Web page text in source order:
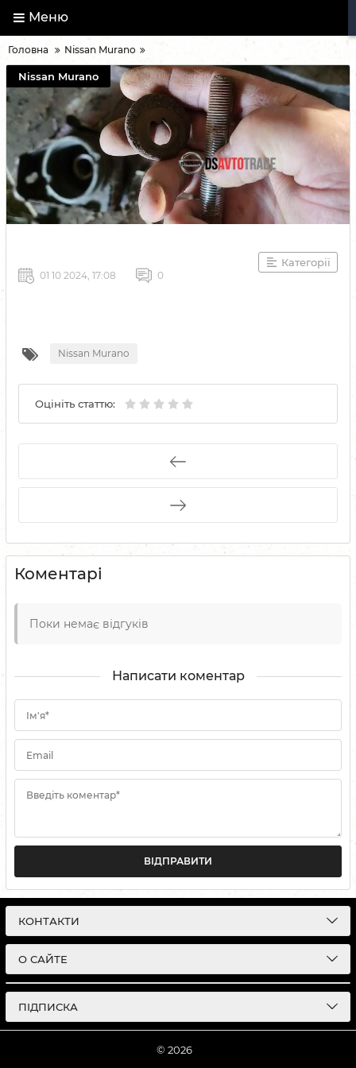
Меню
Головна Nissan Murano
Nissan Murano
Категорії
01 10 2024, 17:08 0
Nissan Murano
Оцініть статтю:
Коментарі
Поки немає відгуків
Написати коментар
Ім'я*
Email
Введіть коментар*
ВІДПРАВИТИ
КОНТАКТИ
О САЙТЕ
ПІДПИСКА
© 2026